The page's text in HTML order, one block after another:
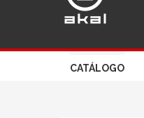
CATÁLOGO